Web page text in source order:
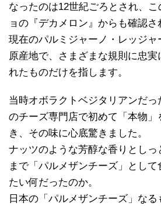
なったのは12世紀ごろとされ、
ョの『デカメロン』からも確認さ
現在のパルミジャーノ・レッジャ
原産地で、さまざまな規則に忠実
れたものだけを指します。
当時オボラクトベジタリアンだ
のチーズ専門店で初めて「本物」
き、その味に心底驚きました。
ナッツのような芳醇な香りとしっ
まで「パルメザンチーズ」とし
たい何だったのか。
日本の「パルメザンチーズ」な